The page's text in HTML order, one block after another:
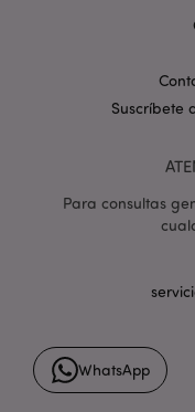
Suscríbete
Para consultas
WhatsApp
invalidation
form_key